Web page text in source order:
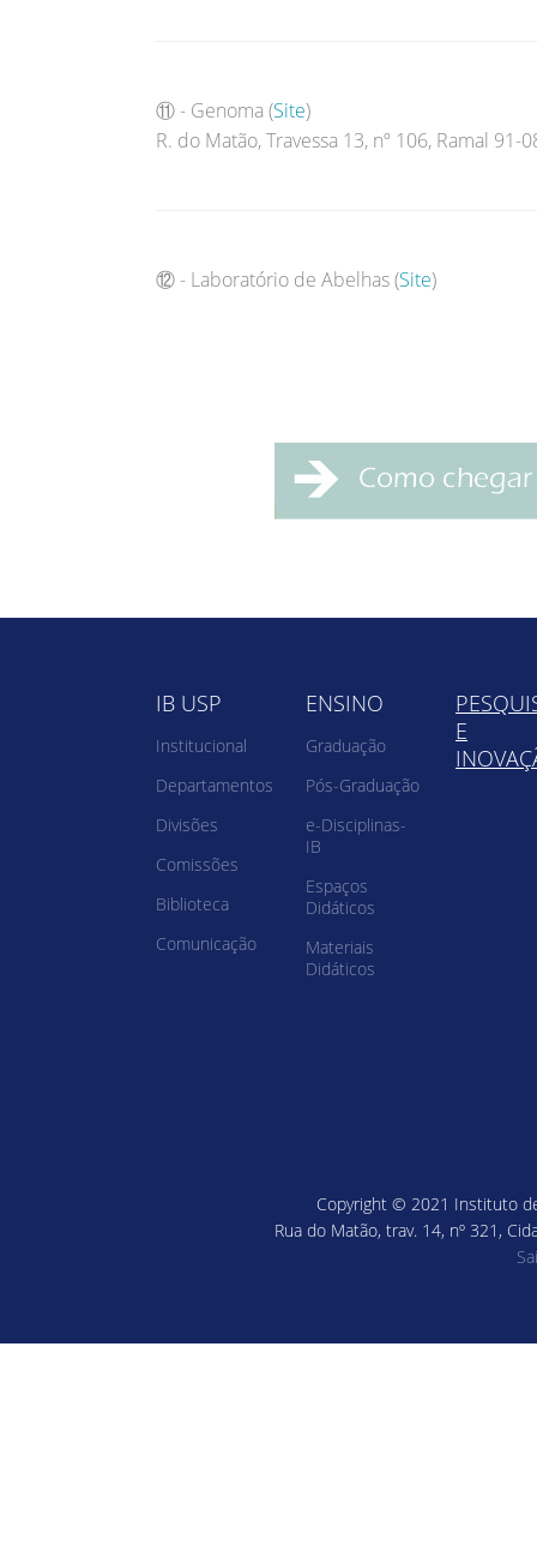
⑪ - Genoma (Site)
R. do Matão, Travessa 13, nº 106, Ramal 91-
⑫ - Laboratório de Abelhas (Site)
IB USP
Institucional
Departamentos
Divisões
Comissões
Biblioteca
Comunicação
ENSINO
Graduação
Pós-Graduação
e-Disciplinas-
IB
Espaços
Didáticos
Materiais
Didáticos
E
Copyright © 2021 Instituto
Rua do Matão, trav. 14, nº 321,